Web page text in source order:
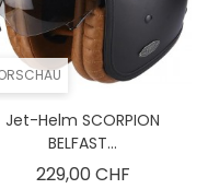
Jet-Helm SCORPION
BELFAST...
229,00 CHFPreis